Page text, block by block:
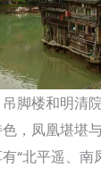
脚楼和明清
，凤凰堪堪
“北平遥、南